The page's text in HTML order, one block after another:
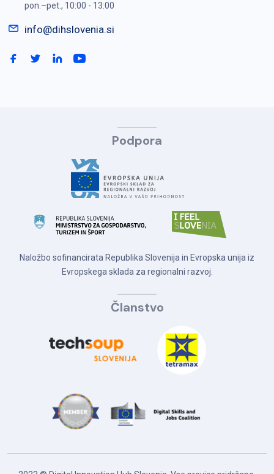
pon.–pet., 10:00 - 13:00
info@dihslovenia.si
Podpora
Naložbo sofinancirata Republika Slovenija in Evropska unija iz
Evropskega sklada za regionalni razvoj.
Članstvo